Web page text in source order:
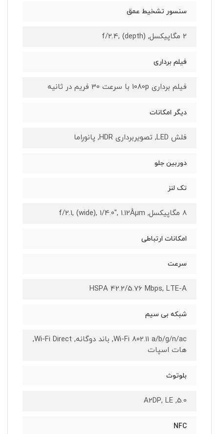
سنسور تشخیط عمق
2 مگاپیکسل, f/2.4, (depth)
فیلم برداری
فیلم برداری 1080p با سرعت 30 فریم در ثانیه
دیگر امکانات
فلش LED, تصویربرداری HDR, پانوراما
دوربین جلو
تک لنز
8 مگاپیکسل, f/2.1, (wide), 1/4.0", 1.12Âµm
امکانات ارتباطی
سرعت
HSPA 42.2/5.76 Mbps, LTE-A
شبکه بی سیم
Wi-Fi 802.11 a/b/g/n/ac, باند دوگانه, Wi-Fi Direct,
هات اسپات
بلوتوث
5.0, A2DP, LE
NFC